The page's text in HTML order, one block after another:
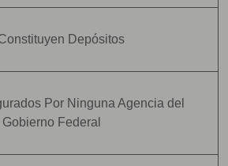
Depósitos
Por Ninguna Agencia del
Gobierno Federal